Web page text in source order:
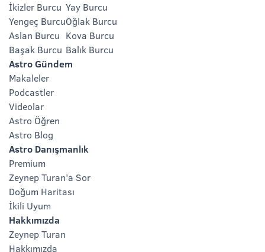
İkizler Burcu
Yengeç Burcu
Aslan Burcu
Başak Burcu
Yay Burcu
Oğlak Burcu
Kova Burcu
Balık Burcu
Astro Gündem
Makaleler
Podcastler
Videolar
Astro Öğren
Astro Blog
Astro Danışmanlık
Premium
Zeynep Turan’a Sor
Doğum Haritası
İkili Uyum
Hakkımızda
Zeynep Turan
Hakkımızda